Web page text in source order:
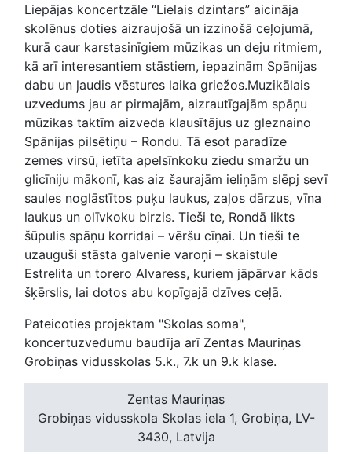
Liepājas koncertzāle “Lielais dzintars” aicināja
skolēnus doties aizraujošā un izzinošā ceļojumā,
kurā caur karstasinīgiem mūzikas un deju ritmiem,
kā arī interesantiem stāstiem, iepazinām Spānijas
dabu un ļaudis vēstures laika griežos.Muzikālais
uzvedums jau ar pirmajām, aizrautīgajām spāņu
mūzikas taktīm aizveda klausītājus uz gleznaino
Spānijas pilsētiņu – Rondu. Tā esot paradīze
zemes virsū, ietīta apelsīnkoku ziedu smaržu un
glicīniju mākonī, kas aiz šaurajām ieliņām slēpj sevī
saules noglāstītos puķu laukus, zaļos dārzus, vīna
laukus un olīvkoku birzis. Tieši te, Rondā likts
šūpulis spāņu korridai – vēršu cīņai. Un tieši te
uzauguši stāsta galvenie varoņi – skaistule
Estrelita un torero Alvaress, kuriem jāpārvar kāds
šķērslis, lai dotos abu kopīgajā dzīves ceļā.
Pateicoties projektam "Skolas soma",
koncertuzvedumu baudīja arī Zentas Mauriņas
Grobiņas vidusskolas 5.k., 7.k un 9.k klase.
Zentas Mauriņas
Grobiņas vidusskola Skolas iela 1, Grobiņa, LV-
3430, Latvija